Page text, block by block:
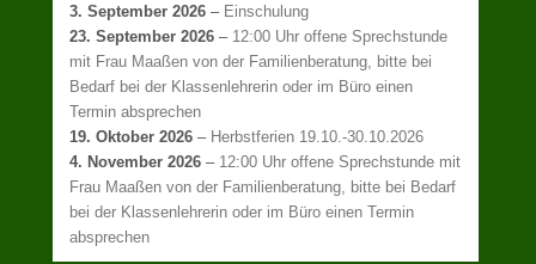
3. September 2026 – Einschulung
23. September 2026 – 12:00 Uhr offene Sprechstunde
mit Frau Maaßen von der Familienberatung, bitte bei
Bedarf bei der Klassenlehrerin oder im Büro einen
Termin absprechen
19. Oktober 2026 – Herbstferien 19.10.-30.10.2026
4. November 2026 – 12:00 Uhr offene Sprechstunde mit
Frau Maaßen von der Familienberatung, bitte bei Bedarf
bei der Klassenlehrerin oder im Büro einen Termin
absprechen